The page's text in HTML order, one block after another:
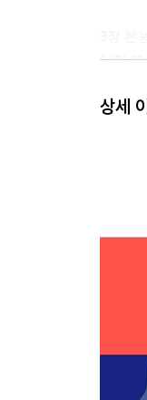
닫힌 본
2부 심
4장 지
과학
5장
이기
3부 이
상세